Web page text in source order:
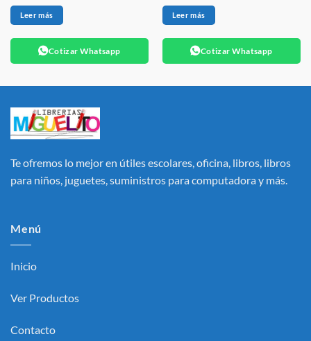
Leer más
Cotizar Whatsapp
Leer más
Cotizar Whatsapp
Te ofremos lo mejor en útiles escolares, oficina, libros, libros
para niños, juguetes, suministros para computadora y más.
Menú
Inicio
Ver Productos
Contacto